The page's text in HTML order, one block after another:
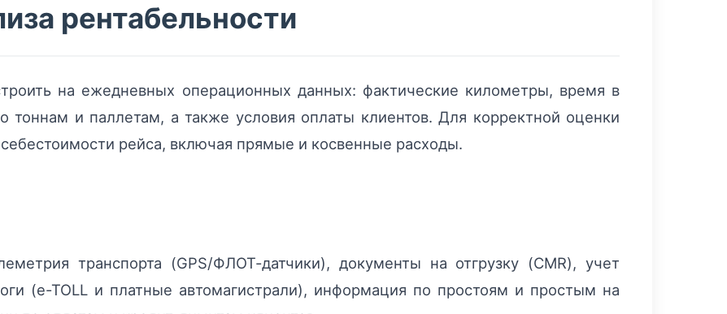
рентабельности
на ежедневных операционных данных: фактические километры, время в
тоннам и паллетам, а также условия оплаты клиентов. Для корректной оценки
рейса, включая прямые и косвенные расходы.
транспорта (GPS/ФЛОТ-датчики), документы на отгрузку (CMR), учет
(e-TOLL и платные автомагистрали), информация по простоям и простым на